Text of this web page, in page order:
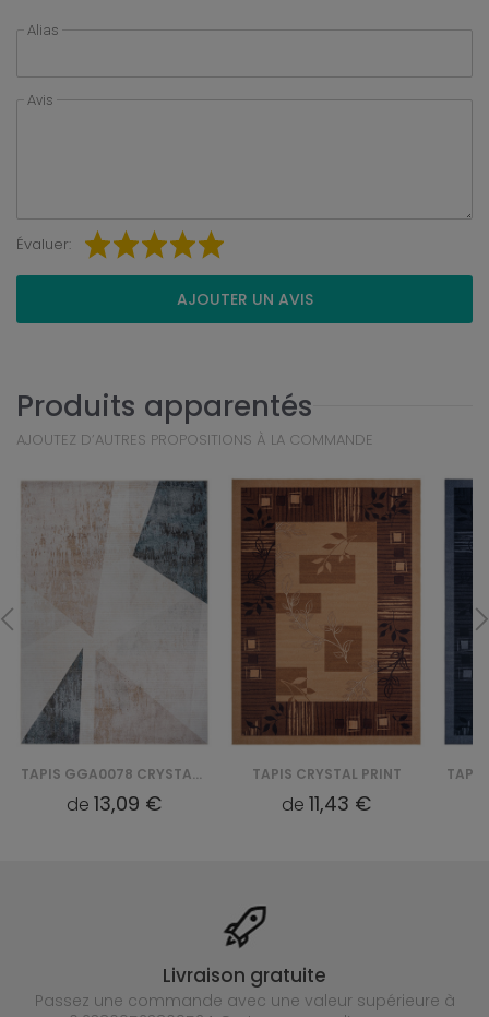
Alias
Avis
Évaluer:
AJOUTER UN AVIS
Produits apparentés
AJOUTEZ D’AUTRES PROPOSITIONS À LA COMMANDE
TAPIS GGA0078 CRYSTAL PRINT
de 13,09 €
TAPIS CRYSTAL PRINT
de11,43 €
Livraison gratuite
Passez une commande avec une valeur supérieure à